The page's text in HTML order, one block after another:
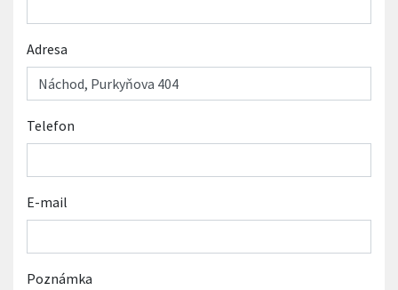
Adresa
Telefon
E-mail
Poznámka